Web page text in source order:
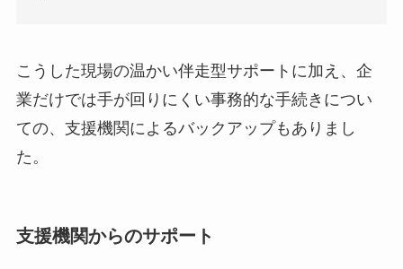
こうした現場の温かい伴走型サポートに加え、企
業だけでは手が回りにくい事務的な手続きについ
ての、支援機関によるバックアップもありまし
た。
支援機関からのサポート